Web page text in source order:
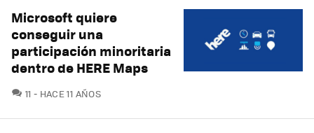
Microsoft quiere
conseguir una
participación minoritaria
dentro de HERE Maps
11 COMENTARIOS
HACE 11 AÑOS